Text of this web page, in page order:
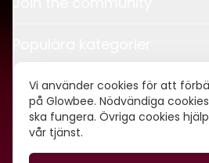
Vi använder cookies för att
på Glowbee. Nödvändiga
ska fungera. Övriga cookies
vår tjänst.
Kontakt
Om oss